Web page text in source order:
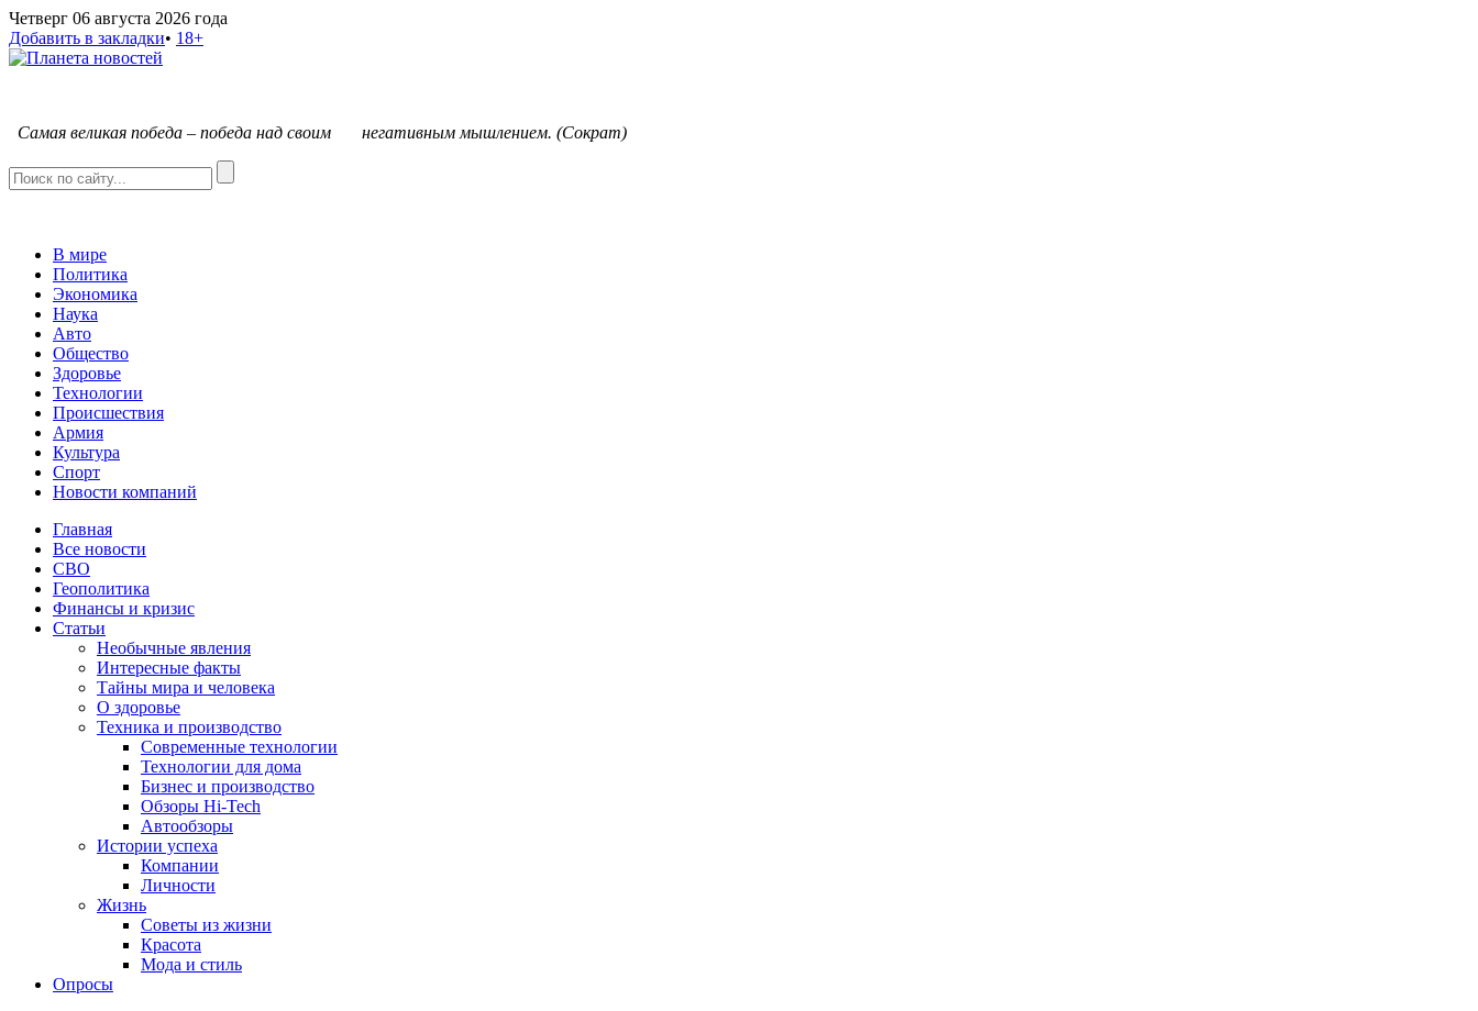
Четверг 06 августа 2026 года
Добавить в закладки• 18+
Самая великая победа – победа над своим негативным мышлением. (Сократ)
В мире
Политика
Экономика
Наука
Авто
Общество
Здоровье
Технологии
Происшествия
Армия
Культура
Спорт
Новости компаний
Главная
Все новости
СВО
Геополитика
Финансы и кризис
Статьи
Необычные явления
Интересные факты
Тайны мира и человека
О здоровье
Техника и производство
Современные технологии
Технологии для дома
Бизнес и производство
Обзоры Hi-Tech
Автообзоры
Истории успеха
Компании
Личности
Жизнь
Советы из жизни
Красота
Мода и стиль
Опросы